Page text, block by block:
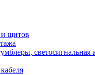
и щитов
светосигнальная